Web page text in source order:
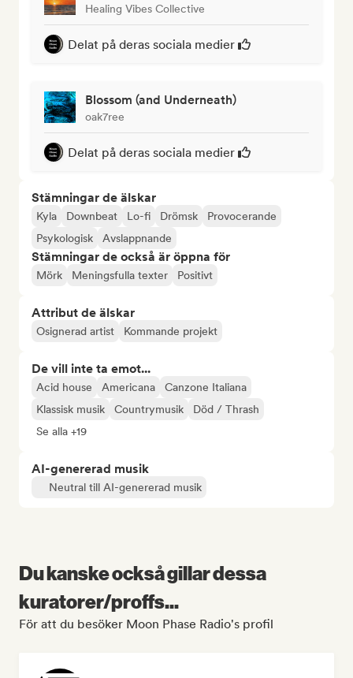
Healing Vibes Collective
Delat på deras sociala medier
Blossom (and Underneath)
oak7ree
Delat på deras sociala medier
Stämningar de älskar
Kyla Downbeat Lo-fi Drömsk
Provocerande
Psykologisk
Avslappnande
Stämningar de också är öppna för
Mörk Meningsfulla texter Positivt
Attribut de älskar
Osignerad artist Kommande projekt
De vill inte ta emot...
Acid house Americana
Canzone Italiana
Klassisk musik
Countrymusik
Död / Thrash
Se alla +19
AI-genererad musik
Neutral till AI-genererad musik
Du kanske också gillar dessa
kuratorer/proffs...
För att du besöker Moon Phase Radio's profil